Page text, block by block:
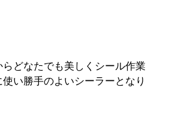
どなたでも美しくシール作業
い勝手のよいシーラーとなり